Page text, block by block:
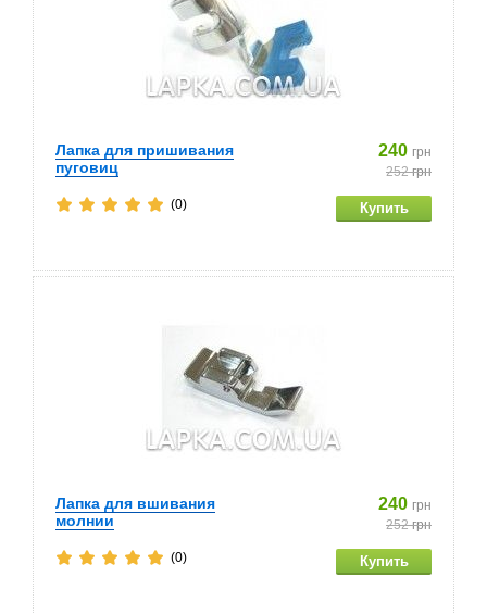
Лапка для пришивания
пуговиц
240 грн
252грн
(0)
Лапка для вшивания
молнии
240 грн
252грн
(0)